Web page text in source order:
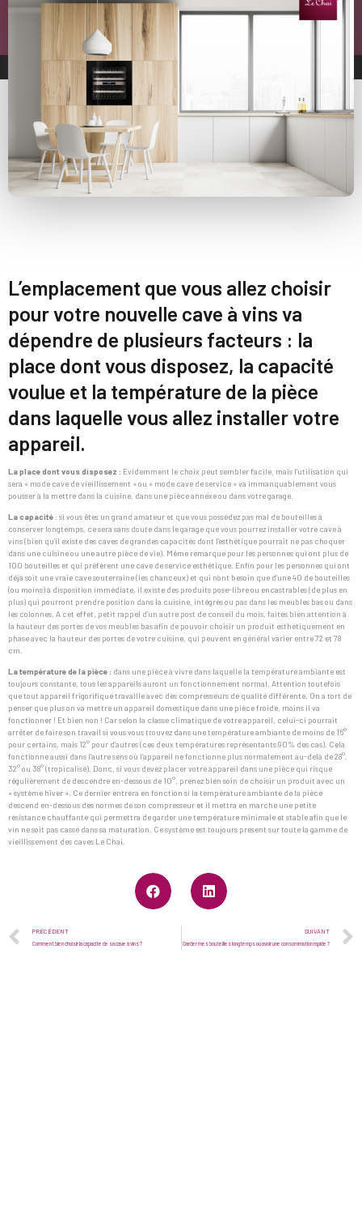
L’emplacement que vous allez choisir
pour votre nouvelle cave à vins va
dépendre de plusieurs facteurs : la
place dont vous disposez, la capacité
voulue et la température de la pièce
dans laquelle vous allez installer votre
appareil.
La place dont vous disposez : Evidemment le choix peut sembler facile, mais l’utilisation qui
sera « mode cave de vieillissement » ou « mode cave de service » va immanquablement vous
pousser à la mettre dans la cuisine, dans une pièce annexe ou dans votre garage.
La capacité : si vous êtes un grand amateur et que vous possédez pas mal de bouteilles à
conserver longtemps, ce sera sans doute dans le garage que vous pourrez installer votre cave à
vins (bien qu’il existe des caves de grandes capacités dont l’esthétique pourrait ne pas choquer
dans une cuisine ou une autre pièce de vie). Même remarque pour les personnes qui ont plus de
100 bouteilles et qui préfèrent une cave de service esthétique. Enfin pour les personnes qui ont
déjà soit une vraie cave souterraine (les chanceux) et qui n’ont besoin que d’une 40 de bouteilles
(ou moins) à disposition immédiate, il existe des produits pose-libre ou encastrables (de plus en
plus) qui pourront prendre position dans la cuisine, intégrés ou pas dans les meubles bas ou dans
les colonnes. A cet effet, petit rappel d’un autre post de conseil du mois, faites bien attention à
la hauteur des portes de vos meubles bas afin de pouvoir choisir un produit esthétiquement en
phase avec la hauteur des portes de votre cuisine, qui peuvent en général varier entre 72 et 78
cm.
La température de la pièce : dans une pièce à vivre dans laquelle la température ambiante est
toujours constante, tous les appareils auront un fonctionnement normal. Attention toutefois
que tout appareil frigorifique travaille avec des compresseurs de qualité différente. On a tort de
penser que plus on va mettre un appareil domestique dans une pièce froide, moins il va
fonctionner ! Et bien non ! Car selon la classe climatique de votre appareil, celui-ci pourrait
arrêter de faire son travail si vous vous trouvez dans une température ambiante de moins de 16°
pour certains, mais 12° pour d’autres (ces deux températures représentants 90% des cas). Cela
fonctionne aussi dans l’autre sens où l’appareil ne fonctionne plus normalement au-delà de 28°,
32° ou 38° (tropicalisé). Donc, si vous devez placer votre appareil dans une pièce qui risque
régulièrement de descendre en-dessous de 10°, prenez bien soin de choisir un produit avec un
« système hiver ». Ce dernier entrera en fonction si la température ambiante de la pièce
descend en-dessous des normes de son compresseur et il mettra en marche une petite
résistance chauffante qui permettra de garder une température minimale et stable afin que le
vin ne soit pas cassé dans sa maturation. Ce système est toujours présent sur toute la gamme de
vieillissement des caves Le Chai.
PRÉCÉDENT
Comment bien choisir la capacité de sa cave à vins ?
SUIVANT
Garder mes bouteilles longtemps ou avoir une consommation rapide ?